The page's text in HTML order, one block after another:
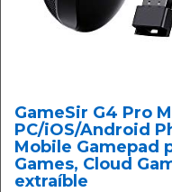
GameSir G4 Pro
PC/iOS/Android
Mobile Gamepad
Games, Cloud
extraíble